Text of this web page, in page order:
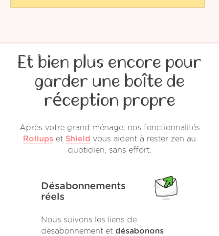
Et bien plus encore pour
garder une boîte de
réception propre
Après votre grand ménage, nos fonctionnalités
Rollups et Shield vous aident à rester zen au
quotidien, sans effort.
Désabonnements
réels
Nous suivons les liens de
désabonnement et désabonons